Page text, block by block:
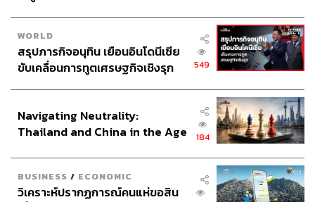
ข้าวหมกกับเครื่องแกงก็เข้าท่า
ต่อด้วยไก่ทันดูรี (40 บาท)​หรือไก่หมักโยเกิร์ตกับเครื่องเทศ
WORLD
สรุปภารกิจอนุทิน เยือนอินโดนีเซีย
ขับเคลื่อนการทูตเศรษฐกิจเชิงรุก
549
Navigating Neutrality:
Thailand and China in the Age
184
BUSINESS / ECONOMIC
วิเคราะห์ปรากฏการณ์คนแห่ขอสิน